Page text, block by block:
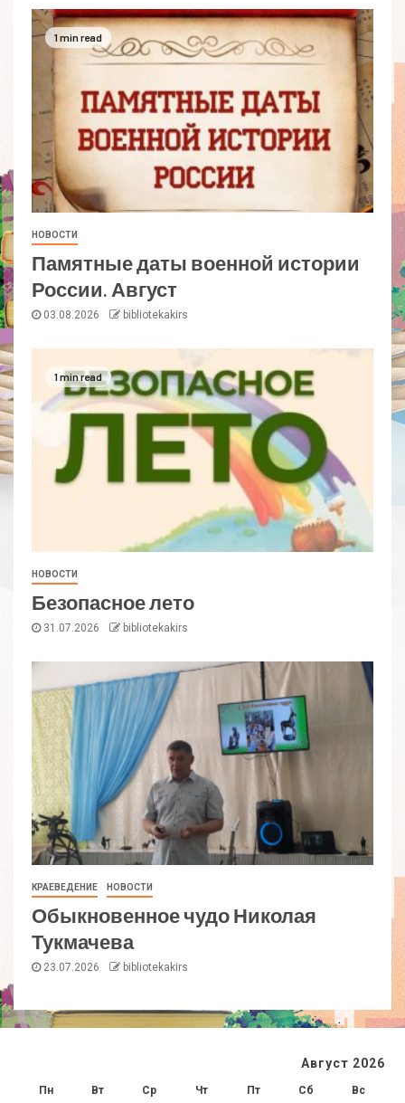
1 min read
НОВОСТИ
Памятные даты военной истории
России. Август
03.08.2026 bibliotekakirs
1 min read
НОВОСТИ
Безопасное лето
31.07.2026 bibliotekakirs
КРАЕВЕДЕНИЕ НОВОСТИ
Обыкновенное чудо Николая
Тукмачева
23.07.2026 bibliotekakirs
Август 2026
Пн Вт Ср Чт Пт Сб Вс